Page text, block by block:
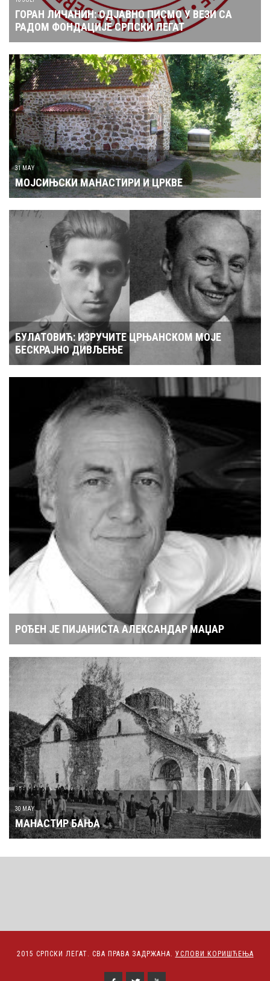
ГОРАН ЛИЧАНИН: ОДЈАВНО ПИСМО У ВЕЗИ СА
РАДОМ ФОНДАЦИЈЕ СРПСКИ ЛЕГАТ
31 MAY
МОЈСИЊСКИ МАНАСТИРИ И ЦРКВЕ
БУЛАТОВИЋ: ИЗРУЧИТЕ ЦРЊАНСКОМ МОЈЕ
БЕСКРАЈНО ДИВЉЕЊЕ
РОЂЕН ЈЕ ПИЈАНИСТА АЛЕКСАНДАР МАЏАР
30 MAY
МАНАСТИР БАЊА
2015 СРПСКИ ЛЕГАТ. СВА ПРАВА ЗАДРЖАНА. УСЛОВИ КОРИШЋЕЊА